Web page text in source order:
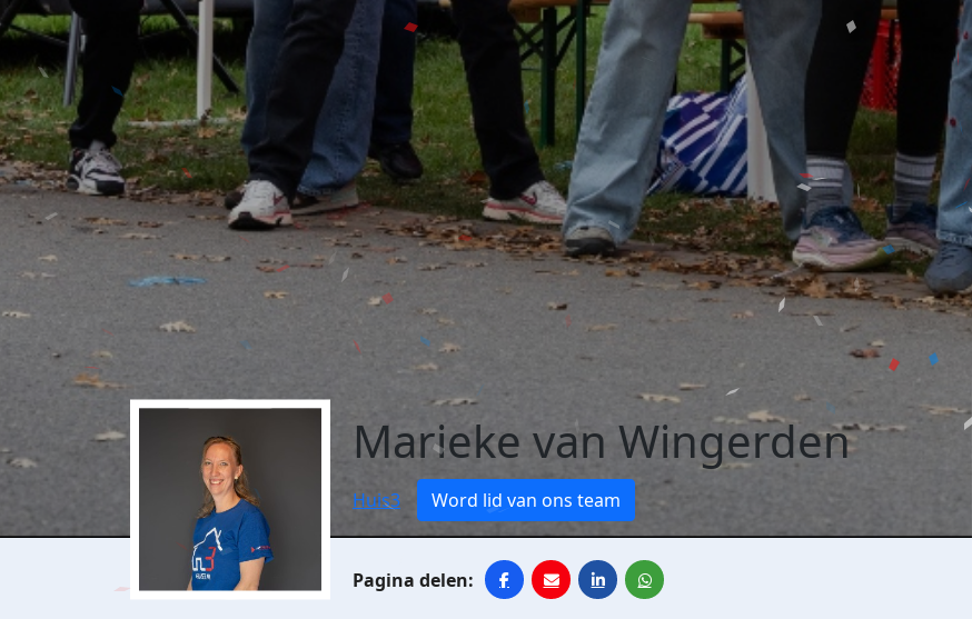
Marieke van Wingerden
Huis3 Word lid van ons team